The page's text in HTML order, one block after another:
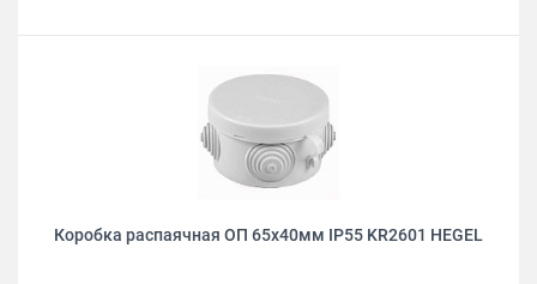
Коробка распаячная ОП 65х40мм IP55 KR2601 HEGEL